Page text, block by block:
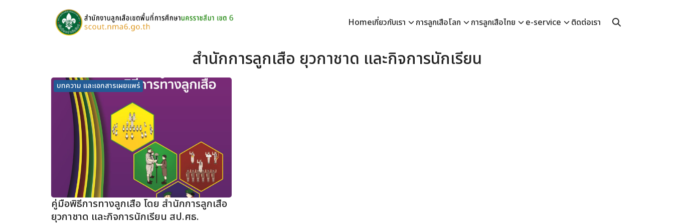
Homeเกี่ยวกับเรา การลูกเสือโลก การลูกเสือไทย e-service ติดต่อเรา
Search
for:
สำนักการลูกเสือ ยุวกาชาด และกิจการนักเรียน
บทความ และเอกสารเผยแพร่
คู่มือพิธีการทางลูกเสือ โดย สำนักการลูกเสือ
ยุวกาชาด และกิจการนักเรียน สป.ศธ.